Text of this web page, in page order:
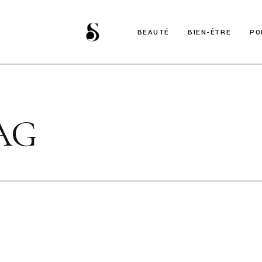
BEAUTÉ BIEN-ÊTRE